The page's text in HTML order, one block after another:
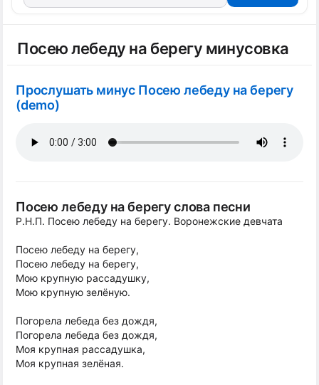
Посею лебеду на берегу минусовка
Прослушать минус Посею лебеду на берегу
(demo)
Посею лебеду на берегу слова песни
Р.Н.П. Посею лебеду на берегу. Воронежские девчата
Посею лебеду на берегу,
Посею лебеду на берегу,
Мою крупную рассадушку,
Мою крупную зелёную.
Погорела лебеда без дождя,
Погорела лебеда без дождя,
Моя крупная рассадушка,
Моя крупная зелёная.